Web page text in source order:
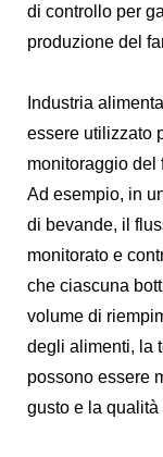
di controllo per
produzione del
Industria
essere utilizzato
monitoraggio del
Ad esempio, in
di bevande, il
monitorato e
che ciascuna
volume di
degli alimenti, la
possono essere
gusto e la qualità